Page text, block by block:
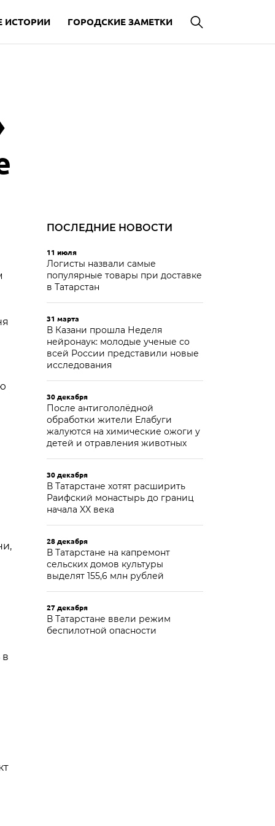
ИСТОРИИ ГОРОДСКИЕ ЗАМЕТКИ
в
ПОСЛЕДНИЕ НОВОСТИ
11 июля
Логисты назвали самые
популярные товары при доставке
в Татарстан
31 марта
В Казани прошла Неделя
нейронаук: молодые ученые со
всей России представили новые
исследования
30 декабря
После антигололёдной
обработки жители Елабуги
жалуются на химические ожоги у
детей и отравления животных
30 декабря
В Татарстане хотят расширить
Раифский монастырь до границ
начала XX века
28 декабря
В Татарстане на капремонт
сельских домов культуры
выделят 155,6 млн рублей
27 декабря
В Татарстане ввели режим
беспилотной опасности